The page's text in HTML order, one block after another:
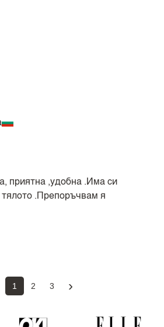
приятна ,удобна .Има си
.Препоръчвам я
1 2 3 ›